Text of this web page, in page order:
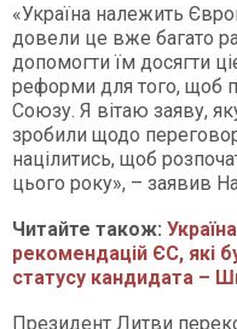
«Україна належить
довели це вже багато
допомогти їм досягти
реформи для того, щоб
Союзу. Я вітаю заяву,
зробили щодо
націлитись, щоб
цього року», – заявив
Читайте також:
рекомендацій ЄС, які
статусу кандидата –
Президент Литви